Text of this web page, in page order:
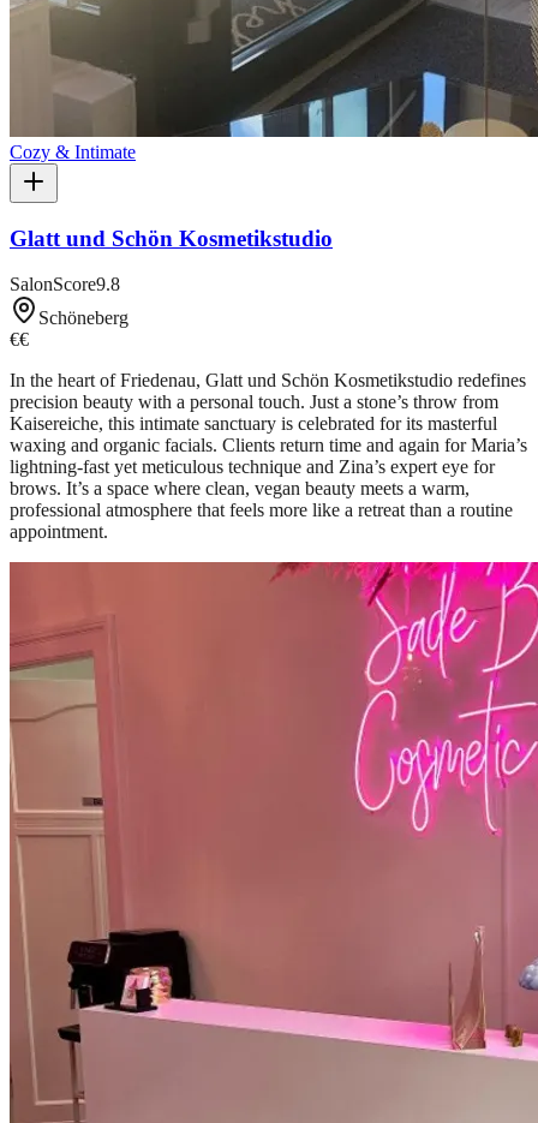
Cozy & Intimate
Glatt und Schön Kosmetikstudio
SalonScore9.8
Schöneberg
€€
In the heart of Friedenau, Glatt und Schön Kosmetikstudio redefines
precision beauty with a personal touch. Just a stone’s throw from
Kaisereiche, this intimate sanctuary is celebrated for its masterful
waxing and organic facials. Clients return time and again for Maria’s
lightning-fast yet meticulous technique and Zina’s expert eye for
brows. It’s a space where clean, vegan beauty meets a warm,
professional atmosphere that feels more like a retreat than a routine
appointment.